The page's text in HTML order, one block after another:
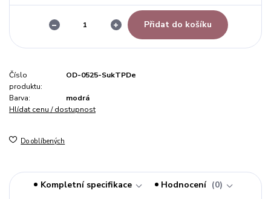
Přidat do košíku
Číslo
produktu:
OD-0525-SukTPDe
Barva:
modrá
Hlídat cenu / dostupnost
Do oblíbených
Kompletní specifikace Hodnocení
0